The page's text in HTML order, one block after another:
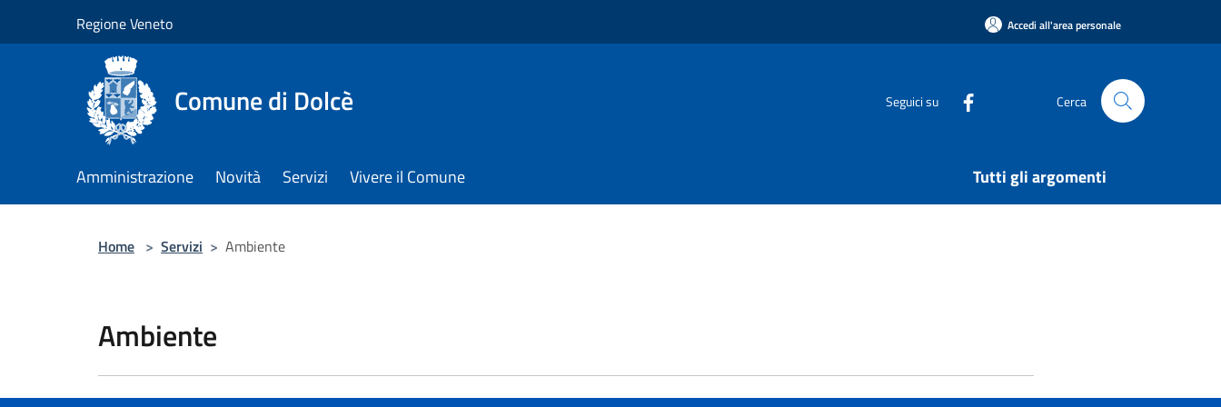
Regione Veneto Accedi all'area personale
Comune di Dolcè Seguici su Cerca
Amministrazione Novità Servizi Vivere il Comune Tutti gli argomenti
Home > Servizi > Ambiente
Ambiente